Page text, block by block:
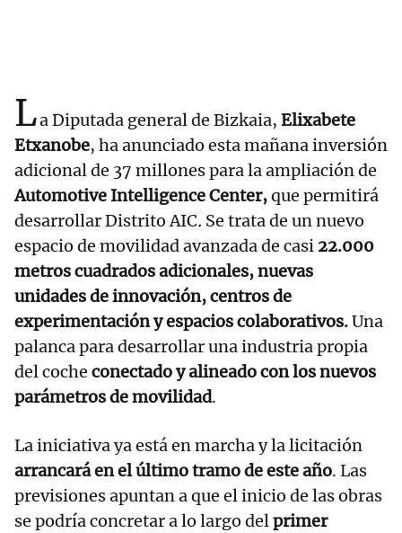
La Diputada general de Bizkaia, Elixabete
Etxanobe, ha anunciado esta mañana inversión
adicional de 37 millones para la ampliación de
Automotive Intelligence Center,que permitirá
desarrollarDistrito AIC. Se trata de un nuevo
espacio de movilidad avanzada de casi 22.000
metros cuadrados adicionales, nuevas
unidades de innovación, centros de
experimentación y espacios colaborativos.Una
palanca para desarrollar una industria propia
del coche conectado y alineado con los nuevos
parámetros de movilidad.
La iniciativa ya está en marcha y la licitación
arrancará en el último tramo de este año. Las
previsiones apuntan a que el inicio de las obras
se podría concretar a lo largo delprimer